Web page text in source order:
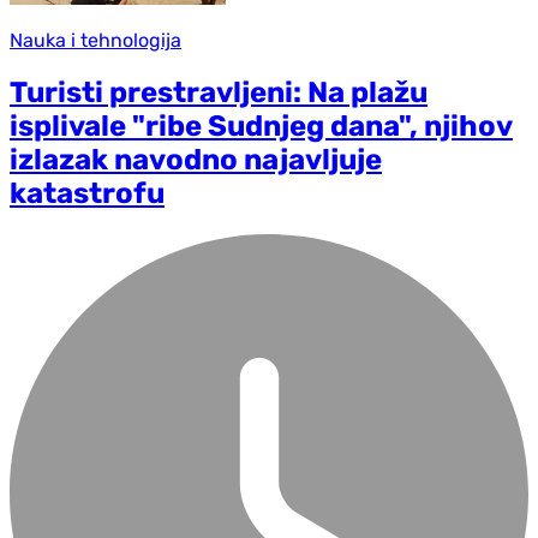
Nauka i tehnologija
Turisti prestravljeni: Na plažu
isplivale "ribe Sudnjeg dana", njihov
izlazak navodno najavljuje
katastrofu